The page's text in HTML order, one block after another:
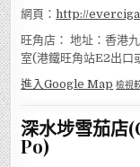
網頁：http://
旺角店： 地址：香港
室(港鐵旺角站E2出口
進入Google Map 檢視
深水埗雪茄店
Po)